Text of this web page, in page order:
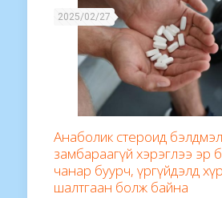
2025/02/27
Анаболик стероид
замбараагүй хэрэглээ эр
чанар буурч, үргүйдэлд
шалтгаан болж байна